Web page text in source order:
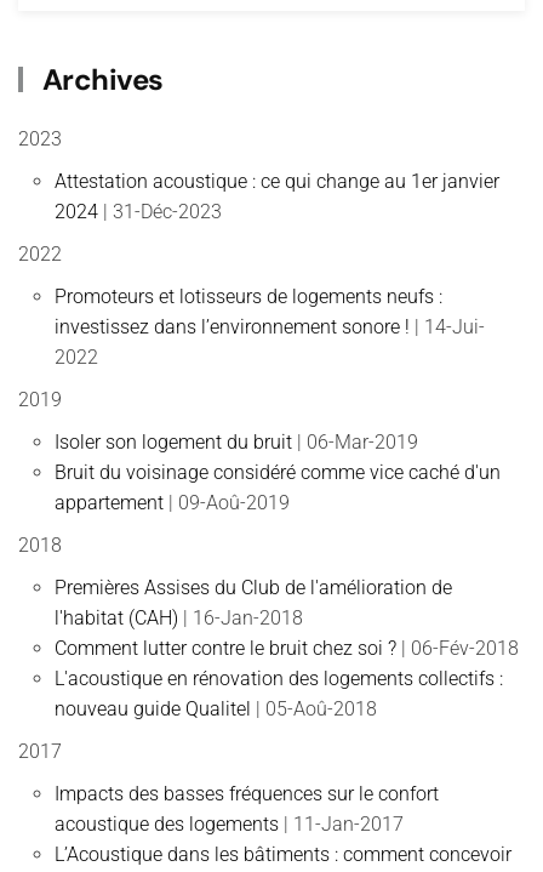
Archives
2023
Attestation acoustique : ce qui change au 1er janvier
2024 | 31-Déc-2023
2022
Promoteurs et lotisseurs de logements neufs :
investissez dans l’environnement sonore ! | 14-Jui-
2022
2019
Isoler son logement du bruit | 06-Mar-2019
Bruit du voisinage considéré comme vice caché d'un
appartement | 09-Aoû-2019
2018
Premières Assises du Club de l'amélioration de
l'habitat (CAH) | 16-Jan-2018
Comment lutter contre le bruit chez soi ? | 06-Fév-2018
L'acoustique en rénovation des logements collectifs :
nouveau guide Qualitel | 05-Aoû-2018
2017
Impacts des basses fréquences sur le confort
acoustique des logements | 11-Jan-2017
L’Acoustique dans les bâtiments : comment concevoir